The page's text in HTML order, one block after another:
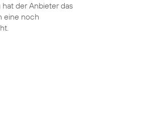
der Anbieter das
eine noch